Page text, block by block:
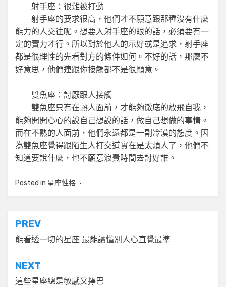
射手座：很難被打動
射手座的要求很高，他們才不願意跟那種沒有什麼
能力的人交往呢。想要入射手座的眼的話，必須要有一
定的實力才行。所以對於他人的示好或是追求，射手座
都是很理性的先看對方的條件如何。不好的話，那麼不
好意思，他們連跟你接觸都不是很願意。
雙魚座：討厭跟人接觸
雙魚座只有在熟人面前，才能夠徹底的放飛自我，
能夠開開心心的說自己想說的話，做自己想做的事情。
而在不熟的人面前，他們永遠都是一副冷漠的態度。因
為雙魚座覺得跟陌生人打交道實在是太煩人了，他們不
知道要說什麼，也不願意浪費時間去討好誰。
Posted in 星座性格
文
章
導
覽
PREV
能看透一切的星座 最能讀懂別人心直覺最準
NEXT
這些星座總是敏感又擰巴